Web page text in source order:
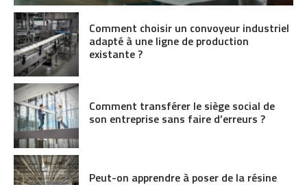
Comment choisir un convoyeur industriel
adapté à une ligne de production
existante ?
Comment transférer le siège social de
son entreprise sans faire d’erreurs ?
Peut-on apprendre à poser de la résine